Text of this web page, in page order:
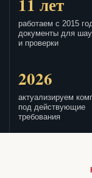
работаем с 2015
документы для
и проверки
2026
актуализируем
под действующие
требования